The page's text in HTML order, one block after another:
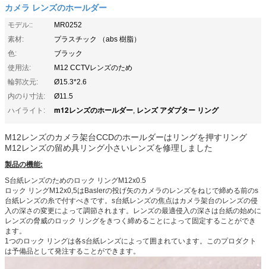
カメラ レンズのホールダー
モデル::
MR0252
素材:
プラスチック （abs 樹脂）
色:
ブラック
使用法:
M12 CCTVレンズのため
輪郭次元:
Ø15.3*2.6
内のり寸法:
Ø11.5
ハイライト:
m12レンズのホールダー, レンズ アダプター リング
M12レンズのカメラ架台CCDのホールダーはリングを押すリング
M12レンズの留め具リング小さいレンズを修理しました
製品の機能:
S台紙レンズのためのロック リングM12x0.5
ロック リングM12x0,5はBaslerの投げ矢のカメラのレンズをねじで締める前のs
台紙レンズの糸で付すべきです。s台紙レンズの焦点はカメラ架台のレンズの侵
入の深さの変更によって調節されます。レンズの最適侵入の深さは台紙の始めに
レンズの脅威のロック リングをきつく締めることによって固定することができ
ます。
1つのロック リングは各s台紙レンズによって囲まれています。このプロダクト
は予備品として発注することができます。